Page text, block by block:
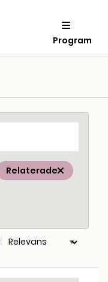
Program
Relaterade